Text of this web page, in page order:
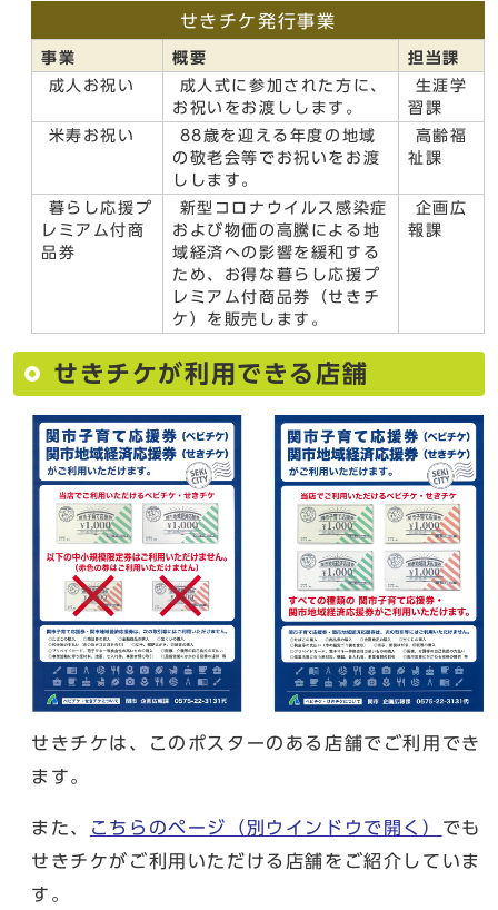
せきチケ発行事業
事業 概要
担当課
成人お祝い
成人式に参加された方に、
お祝いをお渡しします。
生涯学
習課
米寿お祝い
88歳を迎える年度の地域
の敬老会等でお祝いをお渡
しします。
高齢福
祉課
暮らし応援プ
レミアム付商
品券
新型コロナウイルス感染症
および物価の高騰による地
域経済への影響を緩和する
ため、お得な暮らし応援プ
レミアム付商品券（せきチ
ケ）を販売します。
企画広
報課
せきチケが利用できる店舗
せきチケは、このポスターのある店舗でご利用でき
ます。
また、 こちらのページ （別ウインドウで開く） でも
せきチケがご利用いただける店舗をご紹介していま
す。